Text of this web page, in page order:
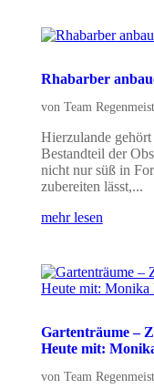
Rhabarber
von Team
Hierzulande gehört
Bestandteil der
nicht nur süß in
zubereiten lässt,...
mehr lesen
Gartenträume –
Heute mit:
von Team